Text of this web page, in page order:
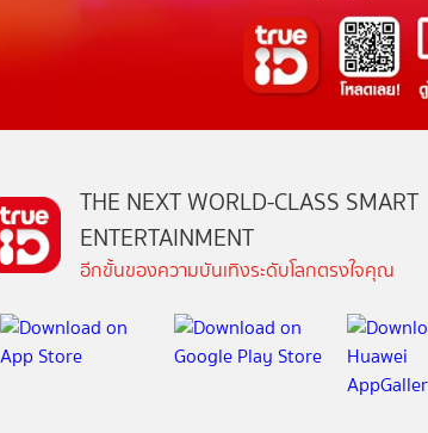
THE NEXT WORLD-CLASS SMART
ENTERTAINMENT
อีกขั้นของความบันเทิงระดับโลกตรงใจคุณ